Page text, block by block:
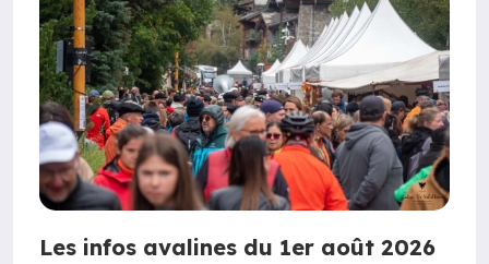
Les infos avalines du 1er août 2026